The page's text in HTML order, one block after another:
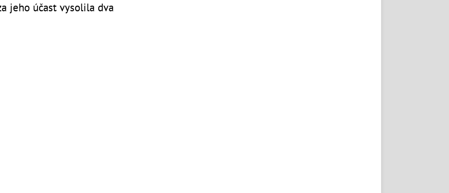
jeho účast vysolila dva